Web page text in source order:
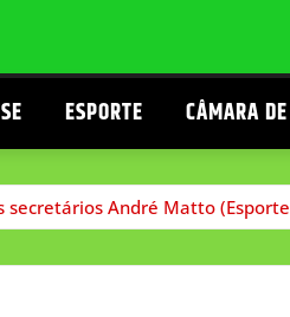
ESPORTE CÂMARA
secretários André Matto